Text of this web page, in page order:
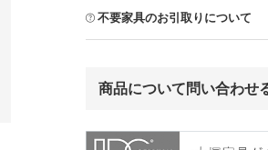
不要家具のお引取りについて
商品について問い合わせ